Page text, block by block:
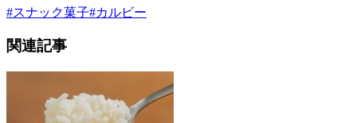
#スナック菓子#カルビー
関連記事